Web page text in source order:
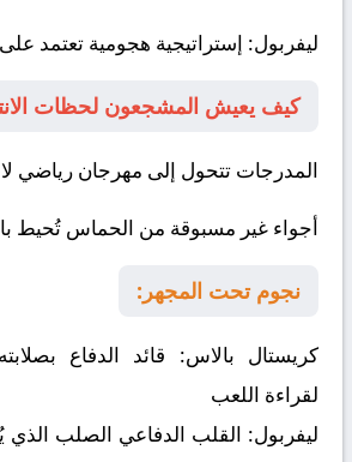
ليفربول: إستراتيجية هجومية تعتمد على
كيف يعيش المشجعون لحظات
المدرجات تتحول إلى مهرجان رياضي
أجواء غير مسبوقة من الحماس تُحيط
نجوم تحت المجهر:
كريستال بالاس: قائد الدفاع
لقراءة اللعب
ليفربول: القلب الدفاعي الصلب الذي